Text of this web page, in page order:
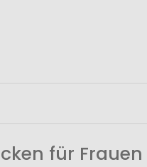
für Frauen